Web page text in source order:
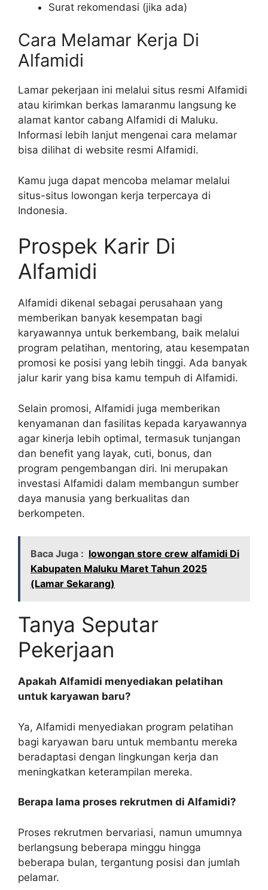
Surat rekomendasi (jika ada)
Cara Melamar Kerja Di
Alfamidi
Lamar pekerjaan ini melalui situs resmi Alfamidi
atau kirimkan berkas lamaranmu langsung ke
alamat kantor cabang Alfamidi di Maluku.
Informasi lebih lanjut mengenai cara melamar
bisa dilihat di website resmi Alfamidi.
Kamu juga dapat mencoba melamar melalui
situs-situs lowongan kerja terpercaya di
Indonesia.
Prospek Karir Di
Alfamidi
Alfamidi dikenal sebagai perusahaan yang
memberikan banyak kesempatan bagi
karyawannya untuk berkembang, baik melalui
program pelatihan, mentoring, atau kesempatan
promosi ke posisi yang lebih tinggi. Ada banyak
jalur karir yang bisa kamu tempuh di Alfamidi.
Selain promosi, Alfamidi juga memberikan
kenyamanan dan fasilitas kepada karyawannya
agar kinerja lebih optimal, termasuk tunjangan
dan benefit yang layak, cuti, bonus, dan
program pengembangan diri. Ini merupakan
investasi Alfamidi dalam membangun sumber
daya manusia yang berkualitas dan
berkompeten.
Baca Juga : lowongan store crew alfamidi Di
Kabupaten Maluku Maret Tahun 2025
(Lamar Sekarang)
Tanya Seputar
Pekerjaan
Apakah Alfamidi menyediakan pelatihan
untuk karyawan baru?
Ya, Alfamidi menyediakan program pelatihan
bagi karyawan baru untuk membantu mereka
beradaptasi dengan lingkungan kerja dan
meningkatkan keterampilan mereka.
Berapa lama proses rekrutmen di Alfamidi?
Proses rekrutmen bervariasi, namun umumnya
berlangsung beberapa minggu hingga
beberapa bulan, tergantung posisi dan jumlah
pelamar.